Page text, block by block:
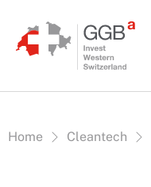
Vous êtes ici:
Home Cleantech